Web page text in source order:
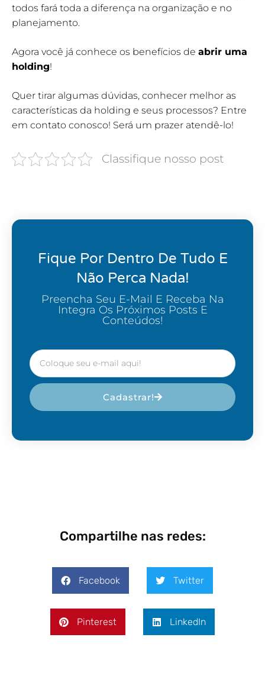
todos fará toda a diferença na organização e no
planejamento.
Agora você já conhece os benefícios de abrir uma
holding!
Quer tirar algumas dúvidas, conhecer melhor as
características da holding e seus processos? Entre
em contato conosco! Será um prazer atendê-lo!
Classifique nosso post
Fique Por Dentro De Tudo E
Não Perca Nada!
Preencha Seu E-Mail E Receba Na
Integra Os Próximos Posts E
Conteúdos!
Cadastrar!
Compartilhe nas redes:
Facebook Twitter
Pinterest LinkedIn